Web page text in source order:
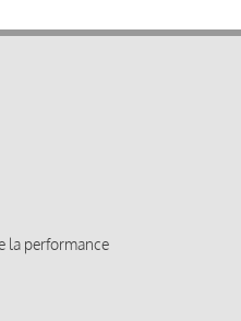
la performance